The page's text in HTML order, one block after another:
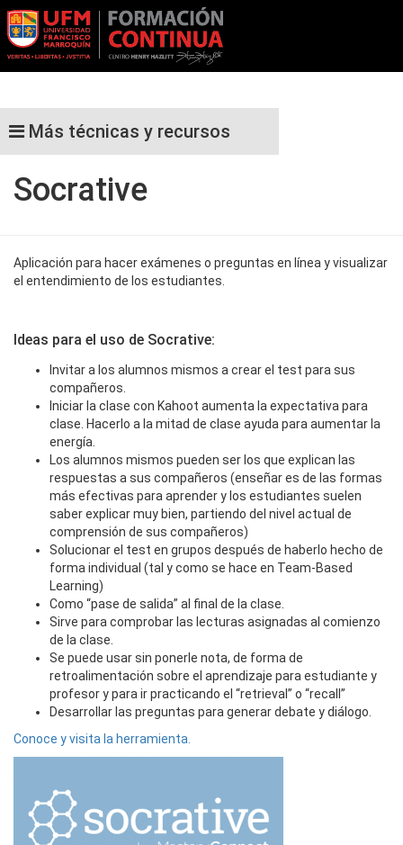
Más técnicas y recursos
Socrative
Aplicación para hacer exámenes o preguntas en línea y visualizar
el entendimiento de los estudiantes.
Ideas para el uso de Socrative:
Invitar a los alumnos mismos a crear el test para sus
compañeros.
Iniciar la clase con Kahoot aumenta la expectativa para
clase. Hacerlo a la mitad de clase ayuda para aumentar la
energía.
Los alumnos mismos pueden ser los que explican las
respuestas a sus compañeros (enseñar es de las formas
más efectivas para aprender y los estudiantes suelen
saber explicar muy bien, partiendo del nivel actual de
comprensión de sus compañeros)
Solucionar el test en grupos después de haberlo hecho de
forma individual (tal y como se hace en Team-Based
Learning)
Como “pase de salida” al final de la clase.
Sirve para comprobar las lecturas asignadas al comienzo
de la clase.
Se puede usar sin ponerle nota, de forma de
retroalimentación sobre el aprendizaje para estudiante y
profesor y para ir practicando el “retrieval” o “recall”
Desarrollar las preguntas para generar debate y diálogo.
Conoce y visita la herramienta.